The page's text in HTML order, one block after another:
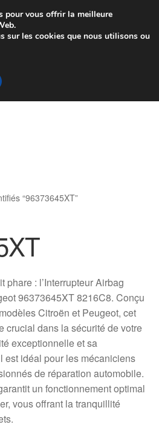
à partir de 7 EUR
de 9 h à 16 h
“96373645XT”
phare : l’Interrupteur Airbag
96373645XT 8216C8. Conçu
Citroën et Peugeot, cet
crucial dans la sécurité de votre
exceptionnelle et sa
est idéal pour les mécaniciens
de réparation automobile.
un fonctionnement optimal
vous offrant la tranquillité
pour vous offrir la meilleure
sur les cookies que nous utilisons ou